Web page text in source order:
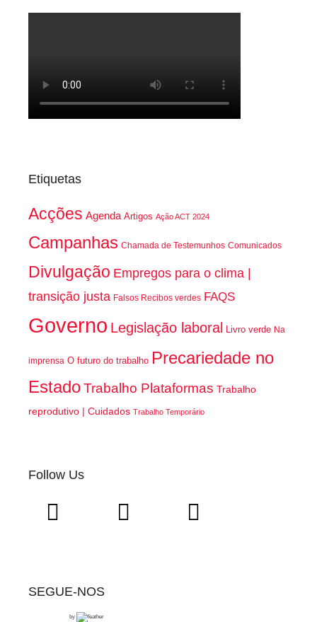
Etiquetas
Acções Agenda Artigos Ação ACT 2024
Campanhas Chamada de Testemunhos Comunicados
Divulgação Empregos para o clima |
transição justa Falsos Recibos verdes FAQS
Governo Legislação laboral Livro verde Na
imprensa O futuro do trabalho Precariedade no
EstadoTrabalho Plataformas Trabalho
reprodutivo | Cuidados Trabalho Temporário
Follow Us
SEGUE-NOS
by